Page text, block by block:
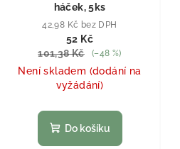
háček, 5ks
42,98 Kč bez DPH
52 Kč
101,38 Kč
(–48 %)
Není skladem (dodání na
vyžádání)
Do košíku